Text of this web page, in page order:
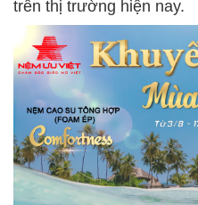
trên thị trường hiện nay.